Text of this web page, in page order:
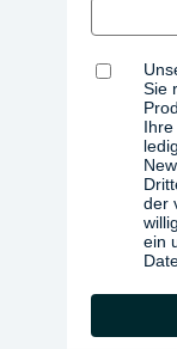
Sie
der
ein